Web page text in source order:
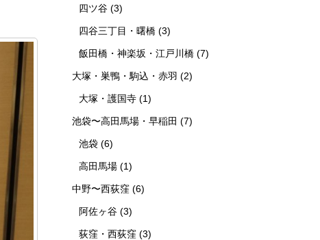
四ツ谷 (3)
四谷三丁目・曙橋 (3)
飯田橋・神楽坂・江戸川橋 (7)
大塚・巣鴨・駒込・赤羽 (2)
大塚・護国寺 (1)
池袋〜高田馬場・早稲田 (7)
池袋 (6)
高田馬場 (1)
中野〜西荻窪 (6)
阿佐ヶ谷 (3)
荻窪・西荻窪 (3)